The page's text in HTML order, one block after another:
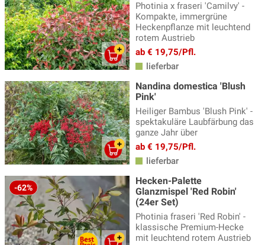
Photinia x fraseri 'Camilvy' -
Kompakte, immergrüne
Heckenpflanze mit leuchtend
rotem Austrieb
ab € 19,75/Pfl.
lieferbar
Nandina domestica 'Blush
Pink'
Heiliger Bambus 'Blush Pink' -
spektakuläre Laubfärbung das
ganze Jahr über
ab € 19,75/Pfl.
lieferbar
-62%
Hecken-Palette
Glanzmispel 'Red Robin'
(24er Set)
Photinia fraseri 'Red Robin' -
klassische Premium-Hecke
mit leuchtend rotem Austrieb